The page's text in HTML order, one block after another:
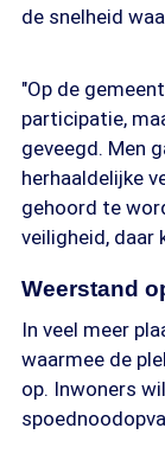
de snelheid
"Op de
participatie,
geveegd. Men
herhaaldelijke
gehoord te
veiligheid, daar
Weerstand
In veel meer
waarmee de
op. Inwoners